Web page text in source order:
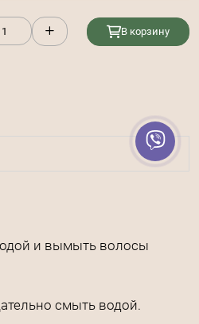
В корзину
и вымыть волосы
смыть водой.